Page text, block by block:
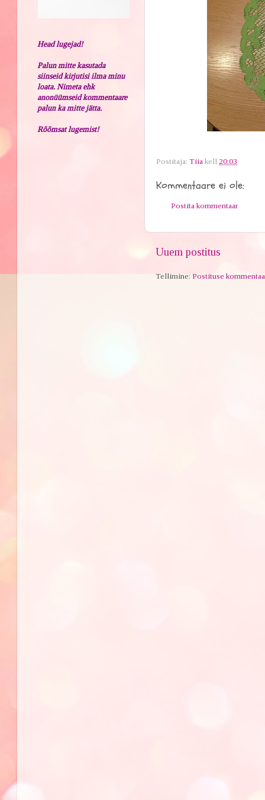
Postitaja:Tiia kell 20:03
Kommentaare ei ole:
Postita kommentaar
Uuem postitus
Tellimine:Postituse
Head lugejad!
Palun mitte kasutada
siinseid kirjutisi ilma minu
loata. Nimeta ehk
anonüümseid kommentaare
palun ka mitte jätta.
Rõõmsat lugemist!